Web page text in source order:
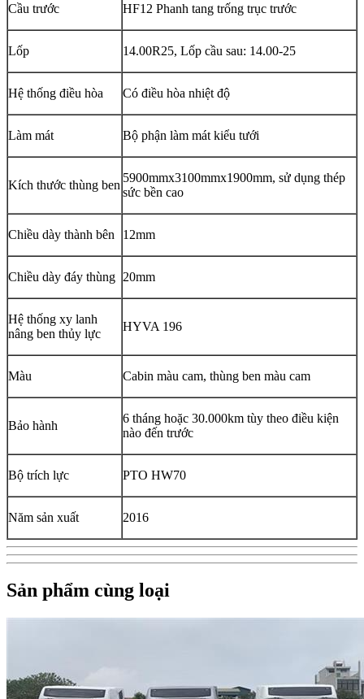
Cầu trước HF12 Phanh tang trống trục trước
Lốp 14.00R25, Lốp cầu sau: 14.00-25
Hệ thống điều hòa Có điều hòa nhiệt độ
Làm mát Bộ phận làm mát kiểu tưới
Kích thước thùng ben
5900mmx3100mmx1900mm, sử dụng thép
sức bền cao
Chiều dày thành bên 12mm
Chiều dày đáy thùng 20mm
Hệ thống xy lanh
nâng ben thủy lực
HYVA 196
Màu Cabin màu cam, thùng ben màu cam
Bảo hành
6 tháng hoặc 30.000km tùy theo điều kiện
nào đến trước
Bộ trích lực PTO HW70
Năm sản xuất 2016
Sản phẩm cùng loại